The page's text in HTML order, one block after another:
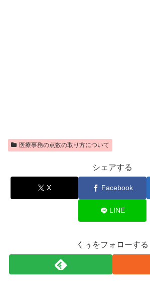
医療事務の点数の取り方について
シェアする
X Facebook
LINE
くぅをフォローする